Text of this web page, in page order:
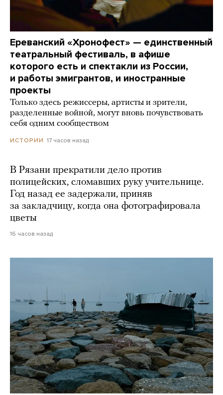
Ереванский «Хронофест» — единственный
театральный фестиваль, в афише
которого есть и спектакли из России,
и работы эмигрантов, и иностранные
проекты
Только здесь режиссеры, артисты и зрители,
разделенные войной, могут вновь почувствовать
себя одним сообществом
ИСТОРИИ 17 часов назад
В Рязани прекратили дело против
полицейских, сломавших руку учительнице.
Год назад ее задержали, приняв
за закладчицу, когда она фотографировала
цветы
16 часов назад